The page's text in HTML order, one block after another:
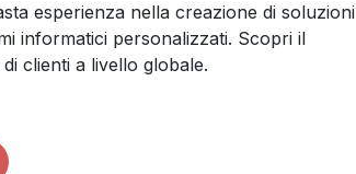
esperienza nella creazione di soluzioni
informatici personalizzati. Scopri il
clienti a livello globale.